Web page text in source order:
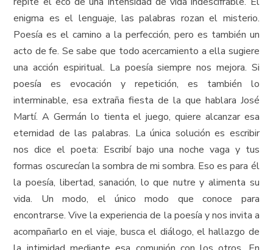
enigma es el lenguaje, las palabras rozan el misterio.
Poesía es el camino a la perfección, pero es también un
acto de fe. Se sabe que todo acercamiento a ella sugiere
una acción espiritual. La poesía siempre nos mejora. Si
poesía es evocación y repetición, es también lo
interminable, esa extraña fiesta de la que hablara José
Martí. A Germán lo tienta el juego, quiere alcanzar esa
eternidad de las palabras. La única solución es escribir
nos dice el poeta: Escribí bajo una noche vaga y tus
formas oscurecían la sombra de mi sombra. Eso es para él
la poesía, libertad, sanación, lo que nutre y alimenta su
vida. Un modo, el único modo que conoce para
encontrarse. Vive la experiencia de la poesía y nos invita a
acompañarlo en el viaje, busca el diálogo, el hallazgo de